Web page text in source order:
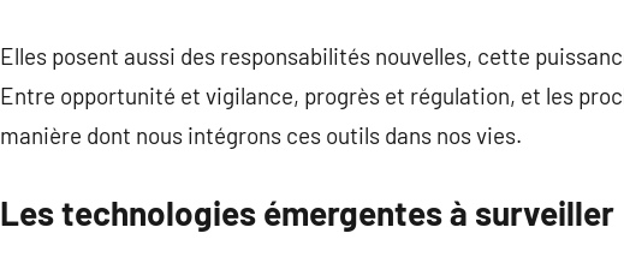
Elles posent aussi des responsabilités nouvelles, cette
Entre opportunité et vigilance, progrès et régulation, et les
manière dont nous intégrons ces outils dans nos vies.
Les technologies émergentes à surveiller